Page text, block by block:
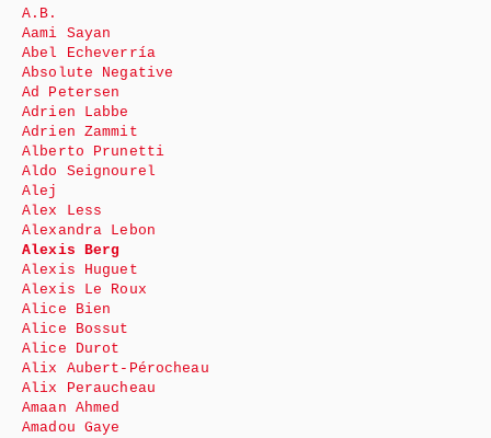
A.B.
Aami Sayan
Abel Echeverría
Absolute Negative
Ad Petersen
Adrien Labbe
Adrien Zammit
Alberto Prunetti
Aldo Seignourel
Alej
Alex Less
Alexandra Lebon
Alexis Berg
Alexis Huguet
Alexis Le Roux
Alice Bien
Alice Bossut
Alice Durot
Alix Aubert-Pérocheau
Alix Peraucheau
Amaan Ahmed
Amadou Gaye